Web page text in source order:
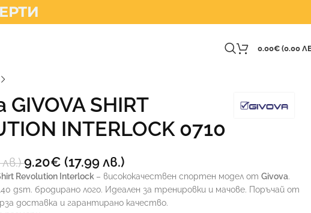
0.00€ (0.00
GIVOVA SHIRT
INTERLOCK 0710
9.20€ (17.99 лв.)
Revolution Interlock – висококачествен спортен модел от Givova.
gsm. бродирано лого. Идеален за тренировки и мачове. Поръчай от
доставка и гарантирано качество.